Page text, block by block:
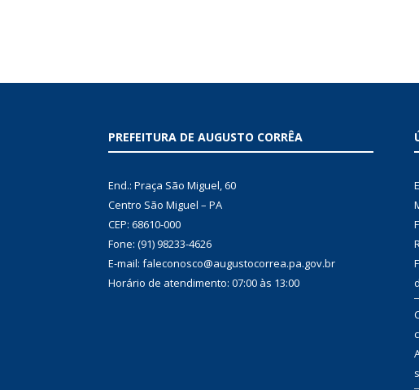
PREFEITURA DE AUGUSTO CORRÊA
End.: Praça São Miguel, 60
Centro São Miguel – PA
CEP: 68610-000
Fone: (91) 98233-4626
E-mail: faleconosco@augustocorrea.pa.gov.br
Horário de atendimento: 07:00 às 13:00